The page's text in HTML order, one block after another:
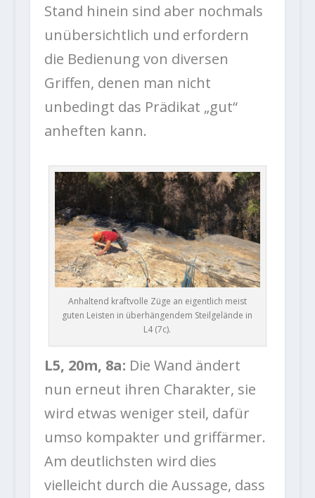
Stand hinein sind aber nochmals
unübersichtlich und erfordern
die Bedienung von diversen
Griffen, denen man nicht
unbedingt das Prädikat „gut“
anheften kann.
Anhaltend kraftvolle Züge an eigentlich meist
guten Leisten in überhängendem Steilgelände in
L4 (7c).
L5, 20m, 8a: Die Wand ändert
nun erneut ihren Charakter, sie
wird etwas weniger steil, dafür
umso kompakter und griffärmer.
Am deutlichsten wird dies
vielleicht durch die Aussage, dass